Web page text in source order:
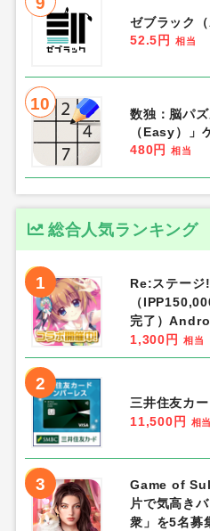
ゼブラック
52.5円
相当
10
数独：脳パ
（Easy）」
480円
相当
総合人気ランキング
1
Re:ステージ
（
完了）
1,300円
相当
2
三井住友カー
11,500円
相当
3
Game of
片で気高き
衆」を5名